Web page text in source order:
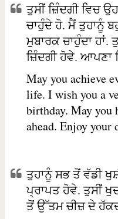
ਤੁਸੀਂ ਜ਼ਿੰਦਗੀ ਵਿਚ
ਚਾਹੁੰਦੇ ਹੋ. ਮੈਂ ਤੁਹਾਨੂੰ
ਮੁਬਾਰਕ ਚਾਹੁੰਦਾ
ਜ਼ਿੰਦਗੀ ਹੋਵੇ. ਆਪਣਾ
May you achieve
life. I wish you a
birthday. May you
ahead. Enjoy your
ਤੁਹਾਨੂੰ ਸਭ ਤੋਂ ਵੱਡੀ
ਪ੍ਰਾਪਤ ਹੋਵੇ. ਤੁਸੀਂ
ਤੋਂ ਉੱਤਮ ਚੀਜ਼ ਦੇ